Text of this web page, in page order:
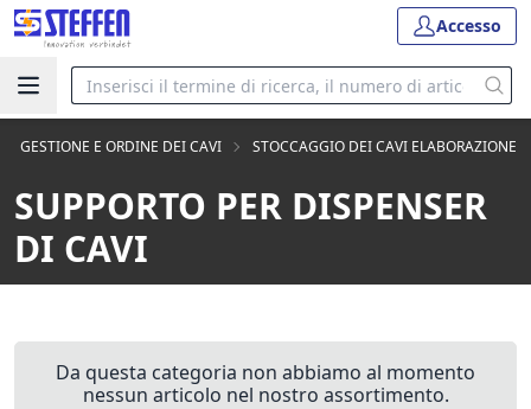
Accesso
GESTIONE E ORDINE DEI CAVI STOCCAGGIO DEI CAVI ELABORAZIONE
SUPPORTO PER DISPENSER
DI CAVI
Da questa categoria non abbiamo al momento
nessun articolo nel nostro assortimento.